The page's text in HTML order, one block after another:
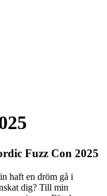
Fuzz Con 2025
haft en dröm gå i
dig? Till min